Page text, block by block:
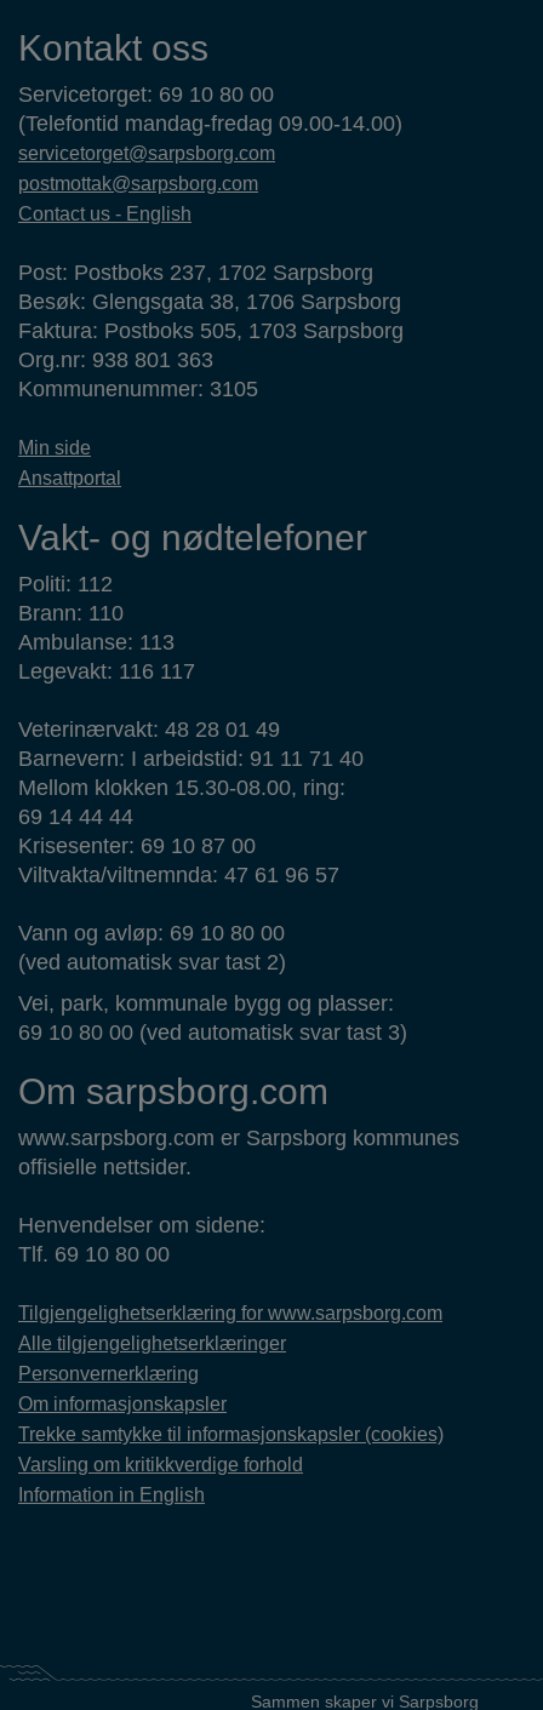
Kontaktinformasjon
Kontakt oss
Servicetorget: 69 10 80 00
(Telefontid mandag-fredag 09.00-14.00)
servicetorget@sarpsborg.com
postmottak@sarpsborg.com
Contact us - English
Post: Postboks 237, 1702 Sarpsborg
Besøk: Glengsgata 38, 1706 Sarpsborg
Faktura: Postboks 505, 1703 Sarpsborg
Org.nr: 938 801 363
Kommunenummer: 3105
Min side
Ansattportal
Vakt- og nødtelefoner
Politi: 112
Brann: 110
Ambulanse: 113
Legevakt: 116 117
Veterinærvakt: 48 28 01 49
Barnevern: I arbeidstid: 91 11 71 40
Mellom klokken 15.30-08.00, ring:
69 14 44 44
Krisesenter: 69 10 87 00
Viltvakta/viltnemnda: 47 61 96 57
Vann og avløp: 69 10 80 00
(ved automatisk svar tast 2)
Vei, park, kommunale bygg og plasser:
69 10 80 00 (ved automatisk svar tast 3)
Om sarpsborg.com
www.sarpsborg.com er Sarpsborg kommunes
offisielle nettsider.
Henvendelser om sidene:
Tlf. 69 10 80 00
Tilgjengelighetserklæring for www.sarpsborg.com
Alle tilgjengelighetserklæringer
Personvernerklæring
Om informasjonskapsler
Trekke samtykke til informasjonskapsler (cookies)
Varsling om kritikkverdige forhold
Information in English
Sammen skaper vi Sarpsborg